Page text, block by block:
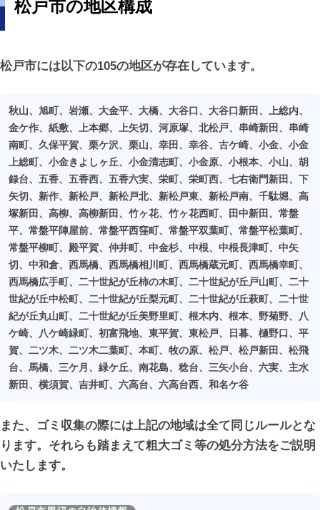
も環境の良い街として栄えています。松戸駅周辺エリアは
どでアクセスすることができます。中高年の方や小さいお
子様・学生を含めファミリー層が居住している傾向が多
く、こじんまりとした落ち着いた雰囲気を感じつつ都心に
近い生活環境を求めている方にはぴったりの環境となって
います。市内の主要駅周辺は商業施設も十分にあり生活基
盤は充実しており、日常生活での不便さはほとんど感じら
れません。
東京都心に比較的近く非常に人気があり、アクセス面も便
利で交通網も充実しています。常磐線・新京成線・上野東
京ライン・北総線・武蔵野線などの路線が利用でき、県内
や東京・埼玉方面を始め東西南北の地域へのアクセスが確
保されており移動手段も多く非常に便利です。乗り継ぎに
便利な駅に出やすい環境があり、その点は非常に利点があ
るでしょう。都心部からは少し距離がありますが、そのま
松戸市の年間平均気温は約15℃前後と比較的標準的な傾向
があり、冬場は東京都心と比べるとやや冷え込むでしょ
なる印象があるでしょう。
平均世帯人数は2.2人となりファミリー層が中心の地域と考
帯となることから、平均以上の状況となっています。
人口・世帯数共に都の自治体平均以上となり、比較的ゴミ
の排出量は多い地域といえるでしょう。そのため、ゴミ分
別等におけるサービスの充実度はやや高い傾向がありま
す。
松戸市は都心からもほど近く落ち着いた雰囲気もあり住み
やすそうな環境となりますが、世帯数・世帯人数も多い地
域であるため、ゴミが排出される頻度は比較的多いと考え
られます。また、県内でも人口密度が高いため、地域規模
に対してのゴミの排出量は多いと言えます。
松戸市で粗大ゴミを処分する場合、他の自治体にはない特
徴があります。まず、処分手数料・料金が比較的高く設定
されていることが挙げられます。特に、自治体による戸別
収集を依頼した場合には、処分品1点につき1,000円という
00円で収まるところが、3,000円ともなってしまうと考え
ると非常に高いです。
合には、非常に高額な処分費用が掛ることが予想されま
松戸市の地区構成
松戸市には以下の105の地区が存在しています。
秋山、旭町、岩瀬、大金平、大橋、大谷口、大谷口新田、上総内、
金ケ作、紙敷、上本郷、上矢切、河原塚、北松戸、串崎新田、串崎
南町、久保平賀、栗ケ沢、栗山、幸田、幸谷、古ケ崎、小金、小金
上総町、小金きよしヶ丘、小金清志町、小金原、小根本、小山、胡
録台、五香、五香西、五香六実、栄町、栄町西、七右衛門新田、下
矢切、新作、新松戸、新松戸北、新松戸東、新松戸南、千駄堀、高
塚新田、高柳、高柳新田、竹ヶ花、竹ヶ花西町、田中新田、常盤
平、常盤平陣屋前、常盤平西窪町、常盤平双葉町、常盤平松葉町、
常盤平柳町、殿平賀、仲井町、中金杉、中根、中根長津町、中矢
切、中和倉、西馬橋、西馬橋相川町、西馬橋蔵元町、西馬橋幸町、
西馬橋広手町、二十世紀が丘柿の木町、二十世紀が丘戸山町、二十
世紀が丘中松町、二十世紀が丘梨元町、二十世紀が丘萩町、二十世
紀が丘丸山町、二十世紀が丘美野里町、根木内、根本、野菊野、八
ケ崎、八ケ崎緑町、初富飛地、東平賀、東松戸、日暮、樋野口、平
賀、二ツ木、二ツ木二葉町、本町、牧の原、松戸、松戸新田、松飛
台、馬橋、三ケ月、緑ケ丘、南花島、稔台、三矢小台、六実、主水
新田、横須賀、吉井町、六高台、六高台西、和名ケ谷
また、ゴミ収集の際には上記の地域は全て同じルールとな
ります。それらも踏まえて粗大ゴミ等の処分方法をご説明
いたします。